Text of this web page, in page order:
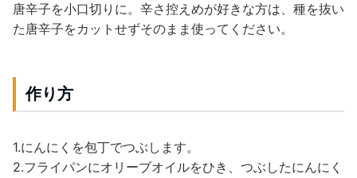
唐辛子を小口切りに。辛さ控えめが好きな方は、種を抜い
た唐辛子をカットせずそのまま使ってください。
作り方
1.にんにくを包丁でつぶします。
2.フライパンにオリーブオイルをひき、つぶしたにんにく